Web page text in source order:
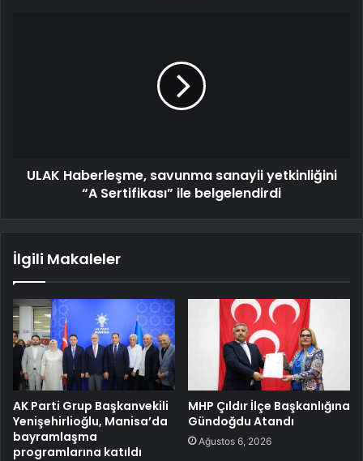
ULAK Haberleşme, savunma sanayii yetkinliğini
“A Sertifikası” ile belgelendirdi
İlgili Makaleler
AK Parti Grup Başkanvekili
Yenişehirlioğlu, Manisa’da
bayramlaşma
programlarına katıldı
MHP Çıldır İlçe Başkanlığına
Gündoğdu Atandı
Ağustos 6, 2026